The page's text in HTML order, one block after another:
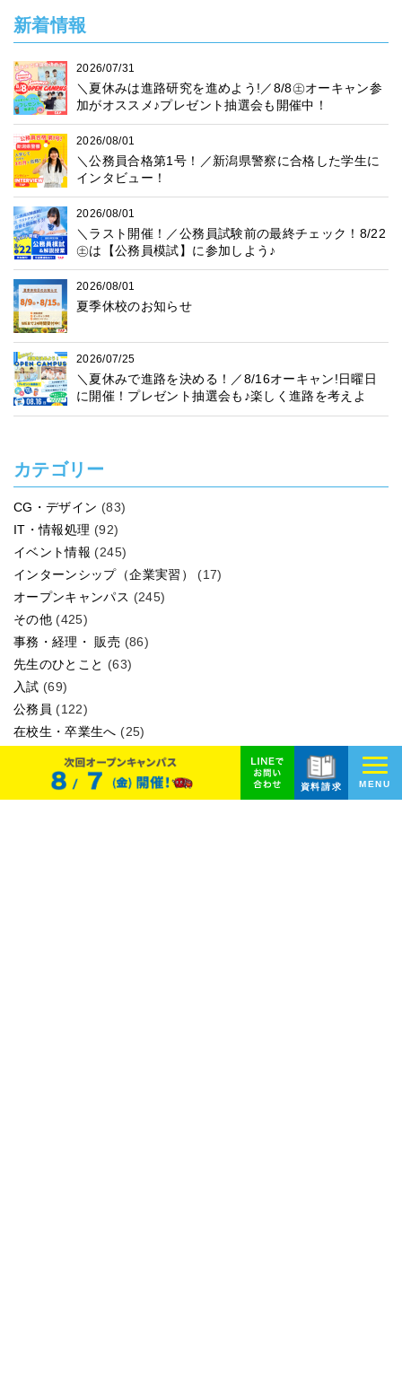
新着情報
2026/07/31
＼夏休みは進路研究を進めよう!／8/8㊏オーキャン参
加がオススメ♪プレゼント抽選会も開催中！
2026/08/01
＼公務員合格第1号！／新潟県警察に合格した学生に
インタビュー！
2026/08/01
＼ラスト開催！／公務員試験前の最終チェック！8/22
㊏は【公務員模試】に参加しよう♪
2026/08/01
夏季休校のお知らせ
2026/07/25
＼夏休みで進路を決める！／8/16オーキャン!日曜日
に開催！プレゼント抽選会も♪楽しく進路を考えよ
う！
カテゴリー
CG・デザイン (83)
IT・情報処理 (92)
イベント情報 (245)
インターンシップ（企業実習）
(17)
オープンキャンパス (245)
その他 (425)
事務・経理・ 販売 (86)
先生のひとこと (63)
入試 (69)
公務員 (122)
在校生・卒業生へ (25)
学校行事・イベント
(184)
就職情報(74)
資料請求 MENU